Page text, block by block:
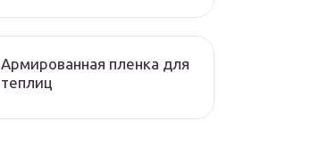
Армированная пленка для
теплиц